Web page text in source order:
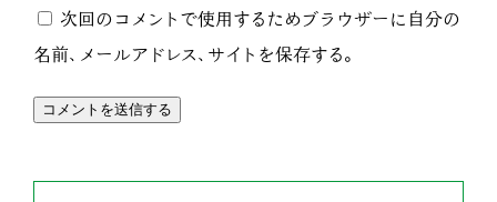
次回のコメントで使用するためブラウザーに自分の
名前、メールアドレス、サイトを保存する。